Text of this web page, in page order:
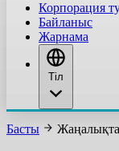
Корпорация
Байланыс
Жарнама
Тіл
Басты